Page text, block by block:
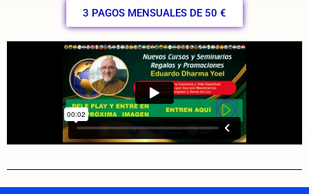
3 PAGOS MENSUALES DE 50 €